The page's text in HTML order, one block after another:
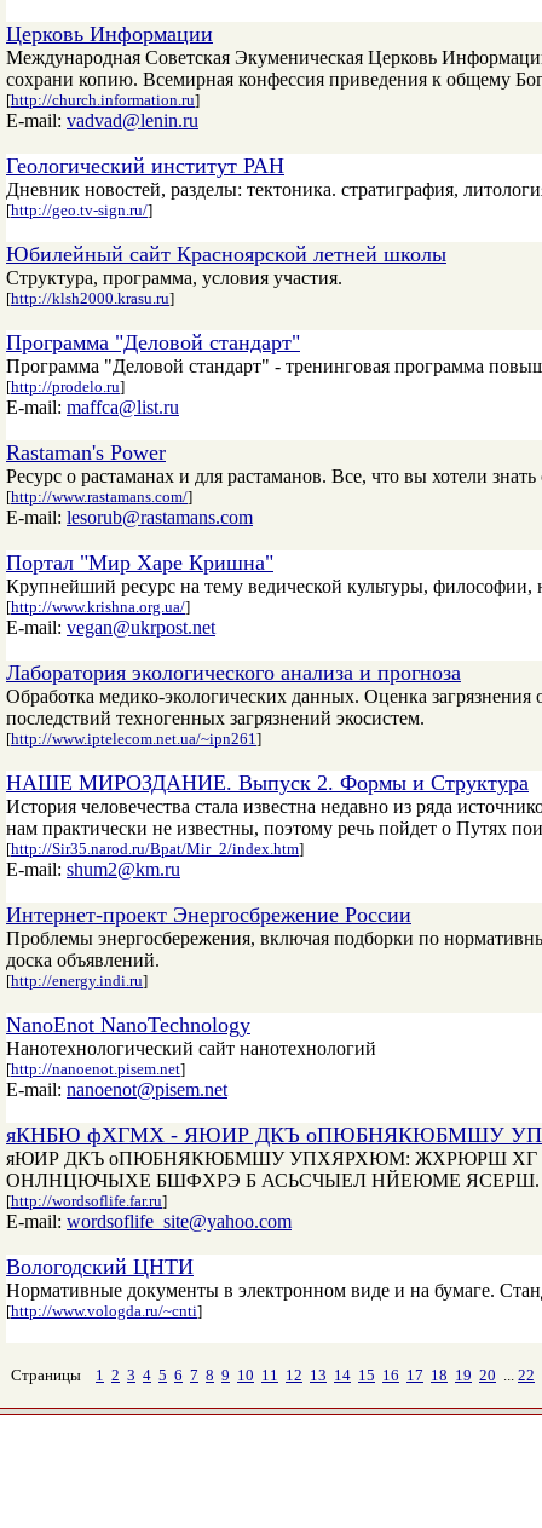
Церковь Информации
Международная Советская Экуменическая Церковь
сохрани копию. Всемирная конфессия приведения к общему
[http://church.information.ru]
E-mail: vadvad@lenin.ru
Геологический институт РАН
Дневник новостей, разделы: тектоника. стратиграфия,
[http://geo.tv-sign.ru/]
Юбилейный сайт Красноярской летней школы
Структура, программа, условия участия.
[http://klsh2000.krasu.ru]
Программа "Деловой стандарт"
Программа "Деловой стандарт" - тренинговая программа
[http://prodelo.ru]
E-mail: maffca@list.ru
Rastaman's Power
Ресурс о растаманах и для растаманов. Все, что вы хотели
[http://www.rastamans.com/]
E-mail: lesorub@rastamans.com
Портал "Мир Харе Кришна"
Крупнейший ресурс на тему ведической культуры,
[http://www.krishna.org.ua/]
E-mail: vegan@ukrpost.net
Лаборатория экологического анализа и прогноза
Обработка медико-экологических данных. Оценка
последствий техногенных загрязнений экосистем.
[http://www.iptelecom.net.ua/~ipn261]
НАШЕ МИРОЗДАНИЕ. Выпуск 2. Формы и Структура
История человечества стала известна недавно из ряда
нам практически не известны, поэтому речь пойдет о Путях
[http://Sir35.narod.ru/Bpat/Mir_2/index.htm]
E-mail: shum2@km.ru
Интернет-проект Энергосбрежение России
Проблемы энергосбережения, включая подборки по
доска объявлений.
[http://energy.indi.ru]
NanoEnot NanoTechnology
Нанотехнологический сайт нанотехнологий
[http://nanoenot.pisem.net]
E-mail: nanoenot@pisem.net
яКНБЮ фХГМХ - ЯЮИР ДКЪ оПЮБНЯКЮБМШУ
яЮИР ДКЪ оПЮБНЯКЮБМШУ УПХЯРХЮМ: ЖХРЮРШ
ОНЛНЦЮЧЫХЕ БШФХРЭ Б АСЬСЧЫЕЛ НЙЕЮМЕ ЯСЕРШ.
[http://wordsoflife.far.ru]
E-mail: wordsoflife_site@yahoo.com
Вологодский ЦНТИ
Нормативные документы в электронном виде и на бумаге.
[http://www.vologda.ru/~cnti]
Страницы 1 2 3 4 5 6 7 8 9 10 11 12 13 14 15 16 17 18 19 20 ... 22